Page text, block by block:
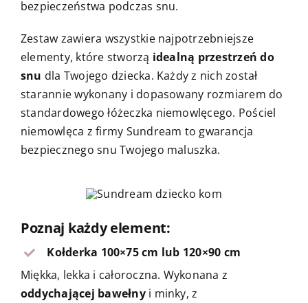
bezpieczeństwa podczas snu.
Zestaw zawiera wszystkie najpotrzebniejsze
elementy, które stworzą idealną przestrzeń do
snu dla Twojego dziecka. Każdy z nich został
starannie wykonany i dopasowany rozmiarem do
standardowego łóżeczka niemowlęcego. Pościel
niemowlęca z firmy Sundream to gwarancja
bezpiecznego snu Twojego maluszka.
Poznaj każdy element:
Kołderka 100×75 cm lub 120×90 cm
Miękka, lekka i całoroczna. Wykonana z
oddychającej bawełnyi minky, z